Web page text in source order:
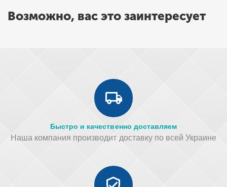
Возможно, вас это заинтересует
Быстро и качественно доставляем
Наша компания производит доставку по всей Украине